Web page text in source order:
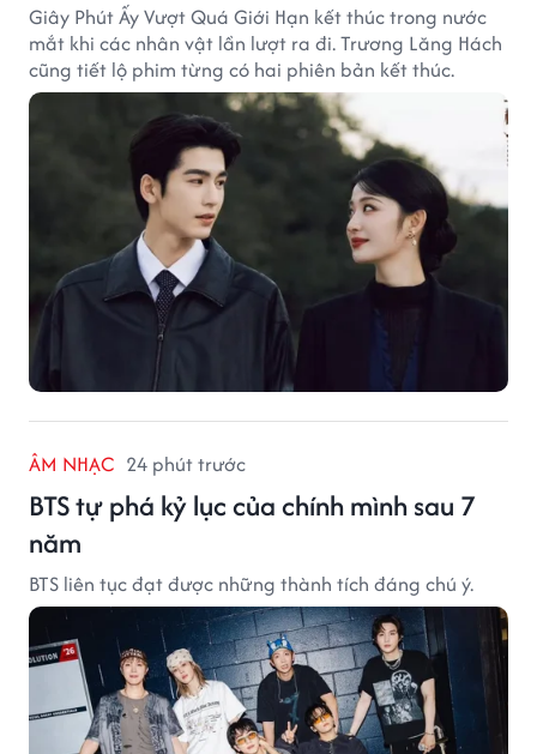
Giây Phút Ấy Vượt Quá Giới Hạn kết thúc trong nước
mắt khi các nhân vật lần lượt ra đi. Trương Lăng Hách
cũng tiết lộ phim từng có hai phiên bản kết thúc.
ÂM NHẠC 24 phút trước
BTS tự phá kỷ lục của chính mình sau 7
năm
BTS liên tục đạt được những thành tích đáng chú ý.